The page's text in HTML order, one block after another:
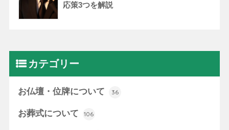
応策3つを解説
カテゴリー
お仏壇・位牌について 36
お葬式について 106